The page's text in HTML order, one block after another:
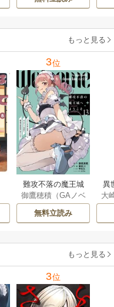
もっと見る
3位
難攻不落の魔王城
へようこそ～デバ
フは不要と勇者パ
ーティーを追い出
魔王軍の最高幹部
に迎えられる～
御鷹穂積（GAノベ
ル／SBクリエイテ
ィブ刊）/蚕堂j1
六/ユウヒ
無料立読み
異
は
大
もっと見る
3位